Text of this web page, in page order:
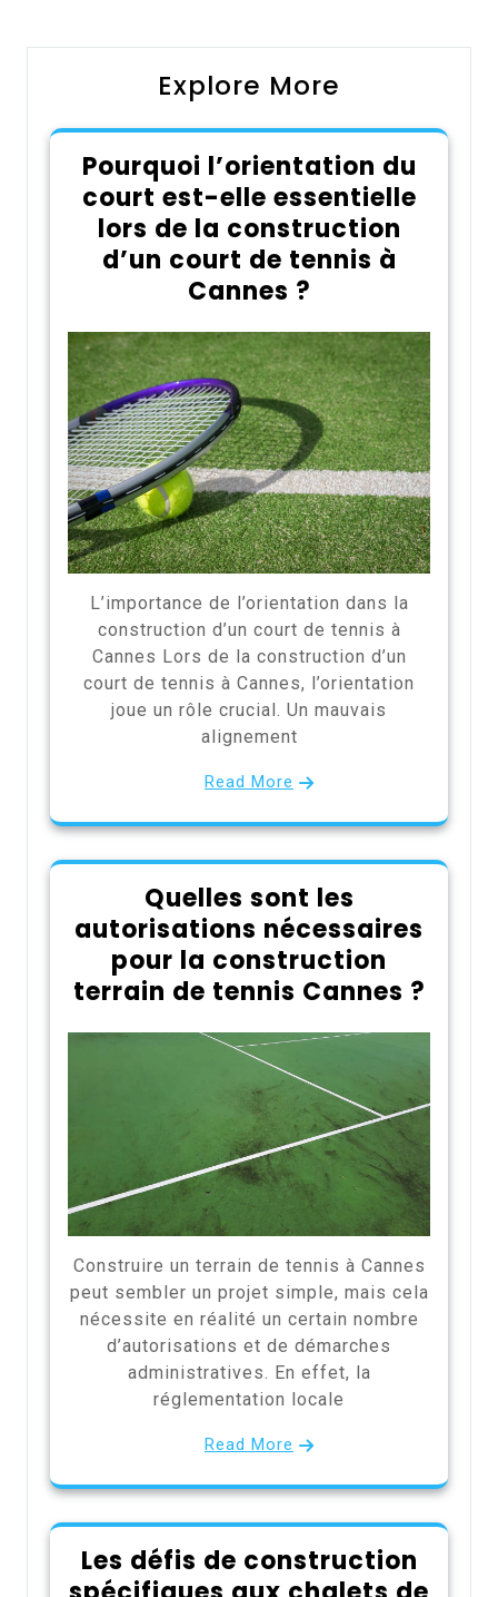
Explore More
Pourquoi l’orientation du
court est-elle essentielle
lors de la construction
d’un court de tennis à
Cannes ?
L’importance de l’orientation dans la
construction d’un court de tennis à
Cannes Lors de la construction d’un
court de tennis à Cannes, l’orientation
joue un rôle crucial. Un mauvais
alignement
Read More
Quelles sont les
autorisations nécessaires
pour la construction
terrain de tennis Cannes ?
Construire un terrain de tennis à Cannes
peut sembler un projet simple, mais cela
nécessite en réalité un certain nombre
d’autorisations et de démarches
administratives. En effet, la
réglementation locale
Read More
Les défis de construction